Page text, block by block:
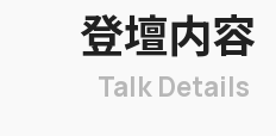
登壇内容
Talk Details